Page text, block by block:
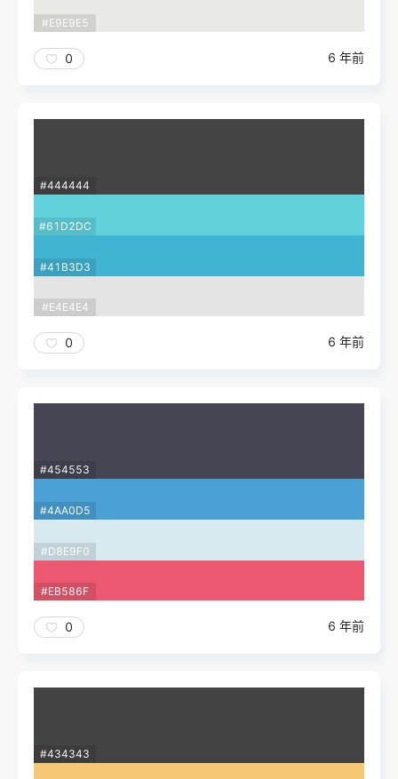
#E9E9E5
0 6 年前
#444444
#61D2DC
#41B3D3
#E4E4E4
0 6 年前
#454553
#4AA0D5
#D8E9F0
#EB586F
0 6 年前
#434343